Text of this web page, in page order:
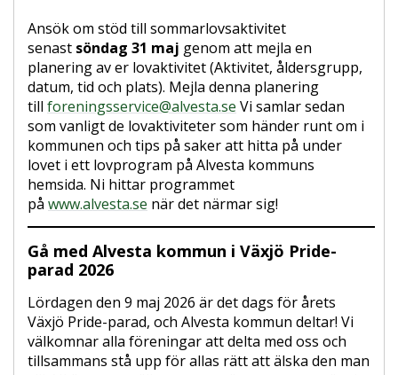
Ansök om stöd till sommarlovsaktivitet
senast söndag 31 maj genom att mejla en
planering av er lovaktivitet (Aktivitet, åldersgrupp,
datum, tid och plats). Mejla denna planering
till foreningsservice@alvesta.se Vi samlar sedan
som vanligt de lovaktiviteter som händer runt om i
kommunen och tips på saker att hitta på under
lovet i ett lovprogram på Alvesta kommuns
hemsida. Ni hittar programmet
på www.alvesta.se när det närmar sig!
Gå med Alvesta kommun i Växjö Pride-
parad 2026
Lördagen den 9 maj 2026 är det dags för årets
Växjö Pride-parad, och Alvesta kommun deltar! Vi
välkomnar alla föreningar att delta med oss och
tillsammans stå upp för allas rätt att älska den man